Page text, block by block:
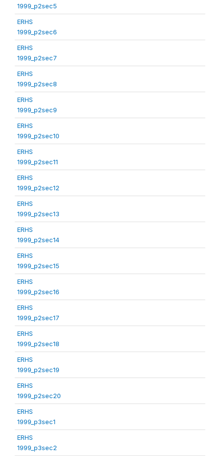
1999_p2sec5
ERHS
1999_p2sec6
ERHS
1999_p2sec7
ERHS
1999_p2sec8
ERHS
1999_p2sec9
ERHS
1999_p2sec10
ERHS
1999_p2sec11
ERHS
1999_p2sec12
ERHS
1999_p2sec13
ERHS
1999_p2sec14
ERHS
1999_p2sec15
ERHS
1999_p2sec16
ERHS
1999_p2sec17
ERHS
1999_p2sec18
ERHS
1999_p2sec19
ERHS
1999_p2sec20
ERHS
1999_p3sec1
ERHS
1999_p3sec2